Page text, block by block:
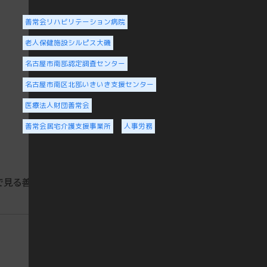
善常会リハビリテーション病院
老人保健施設シルピス大磯
名古屋市南部認定調査センター
名古屋市南区北部いきいき支援センター
医療法人財団善常会
善常会居宅介護支援事業所 人事労務
る善常会